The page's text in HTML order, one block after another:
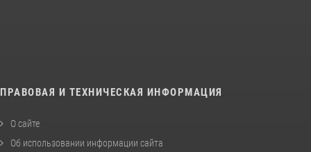
ПРАВОВАЯ И ТЕХНИЧЕСКАЯ ИНФОРМАЦИЯ
О сайте
Об использовании информации сайта